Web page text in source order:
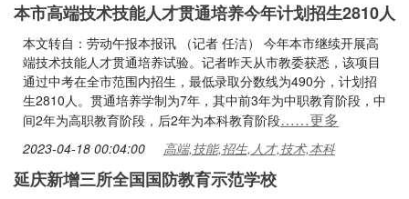
本市高端技术技能人才贯通培养今年计划招生2810人
本文转自：劳动午报本报讯 （记者 任洁） 今年本市继续开展高
端技术技能人才贯通培养试验。记者昨天从市教委获悉，该项目
通过中考在全市范围内招生，最低录取分数线为490分，计划招
生2810人。贯通培养学制为7年，其中前3年为中职教育阶段，中
间2年为高职教育阶段，后2年为本科教育阶段……更多
2023-04-18 00:04:00 高端,技能,招生,人才,技术,本科
延庆新增三所全国国防教育示范学校